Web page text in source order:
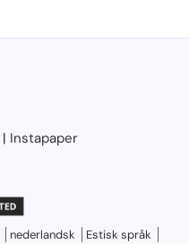
| Instapaper
nederlandsk
Estisk språk